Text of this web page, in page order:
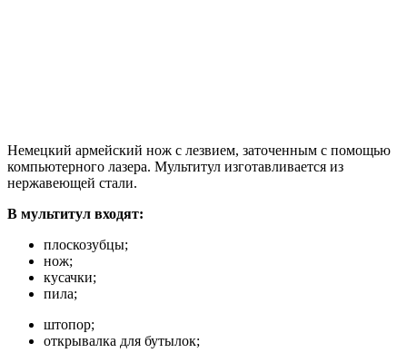
Немецкий армейский нож с лезвием, заточенным с помощью
компьютерного лазера. Мультитул изготавливается из
нержавеющей стали.
В мультитул входят:
плоскозубцы;
нож;
кусачки;
пила;
штопор;
открывалка для бутылок;